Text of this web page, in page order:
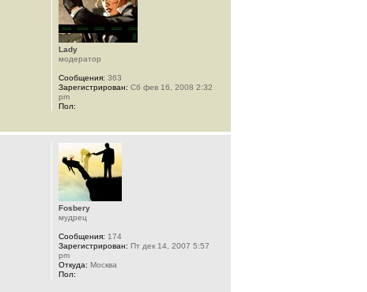
Lady
модератор
Сообщения: 363
Зарегистрирован: Сб фев 16, 2008 2:32
pm
Пол:
Fosbery
мудрец
Сообщения: 174
Зарегистрирован: Пт дек 14, 2007 5:57
pm
Откуда: Москва
Пол: